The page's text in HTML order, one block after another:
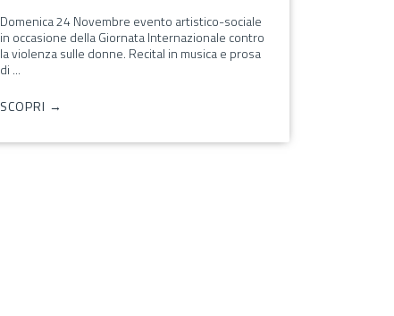
Domenica 24 Novembre evento artistico-sociale
in occasione della Giornata Internazionale contro
la violenza sulle donne. Recital in musica e prosa
di ...
SCOPRI →